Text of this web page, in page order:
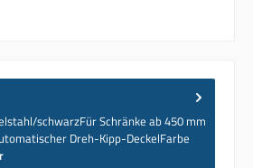
schwarzFür Schränke ab 450 mm
Dreh-Kipp-DeckelFarbe